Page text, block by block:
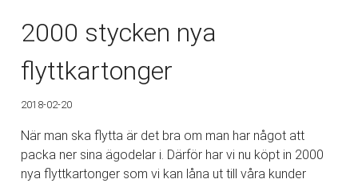
2000 stycken nya
flyttkartonger
2018-02-20
När man ska flytta är det bra om man har något att
packa ner sina ägodelar i. Därför har vi nu köpt in 2000
nya flyttkartonger som vi kan låna ut till våra kunder